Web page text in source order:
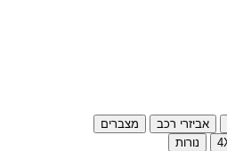
אביזרי רכב
מצברים
נורות